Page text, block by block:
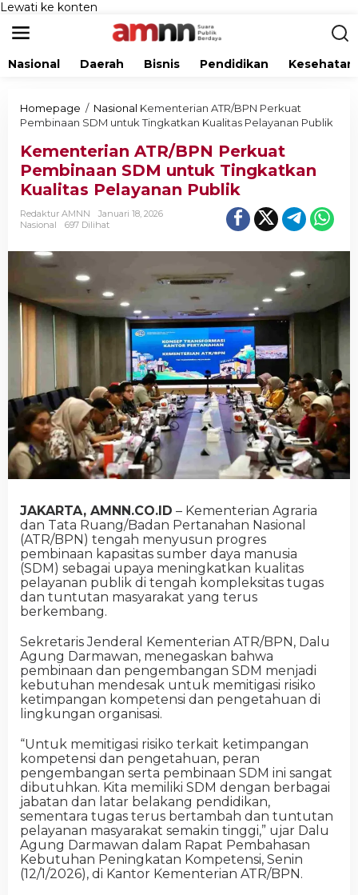
Lewati ke konten
Nasional Daerah Bisnis Pendidikan Kesehatan
Homepage / Nasional Kementerian ATR/BPN Perkuat
Pembinaan SDM untuk Tingkatkan Kualitas Pelayanan Publik
Kementerian ATR/BPN Perkuat
Pembinaan SDM untuk Tingkatkan
Kualitas Pelayanan Publik
Redaktur AMNN
Januari 18, 2026
Nasional
697 Dilihat
JAKARTA, AMNN.CO.ID – Kementerian Agraria
dan Tata Ruang/Badan Pertanahan Nasional
(ATR/BPN) tengah menyusun progres
pembinaan kapasitas sumber daya manusia
(SDM) sebagai upaya meningkatkan kualitas
pelayanan publik di tengah kompleksitas tugas
dan tuntutan masyarakat yang terus
berkembang.
Sekretaris Jenderal Kementerian ATR/BPN, Dalu
Agung Darmawan, menegaskan bahwa
pembinaan dan pengembangan SDM menjadi
kebutuhan mendesak untuk memitigasi risiko
ketimpangan kompetensi dan pengetahuan di
lingkungan organisasi.
“Untuk memitigasi risiko terkait ketimpangan
kompetensi dan pengetahuan, peran
pengembangan serta pembinaan SDM ini sangat
dibutuhkan. Kita memiliki SDM dengan berbagai
jabatan dan latar belakang pendidikan,
sementara tugas terus bertambah dan tuntutan
pelayanan masyarakat semakin tinggi,” ujar Dalu
Agung Darmawan dalam Rapat Pembahasan
Kebutuhan Peningkatan Kompetensi, Senin
(12/1/2026), di Kantor Kementerian ATR/BPN.